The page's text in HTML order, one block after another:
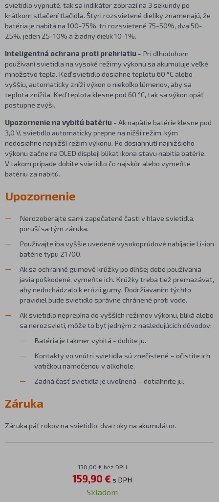
svietidlo vypnuté, tak sa indikátor zobrazí na 3 sekundy po
krátkom stlačení tlačidla. Štyri rozsvietené dieliky znamenajú, že
batéria je nabitá na 100-75%, tri rozsvietené 75-50%, dva 50-
25%, jeden 25-10% a žiadny dielik 10-1%.
Inteligentná ochrana proti prehriatiu - Pri dlhodobom
používaní svietidla na vysoké režimy výkonu sa akumuluje veľké
množstvo tepla. Keď svietidlo dosiahne teplotu 60 °C alebo
vyššiu, automaticky zníži výkon o niekoľko lúmenov, aby sa
teplota znížila. Keď teplota klesne pod 60 °C, tak sa výkon opäť
postupne zvýši.
Upozornenie na vybitú batériu - Ak napätie batérie klesne pod
3,0 V, svietidlo automaticky prepne na nižší režim, kým
nedosiahne najnižší režim výkonu. Po dosiahnutí najnižšieho
výkonu začne na OLED displeji blikať ikona stavu nabitia batérie.
V takom prípade dobite svietidlo čo najskôr alebo vymeňte
batériu za nabitú.
Upozornenie
Nerozoberajte sami zapečatené časti v hlave svietidla,
poruší sa tým záruka.
Používajte iba vyššie uvedené vysokoprúdové nabíjacie Li-ion
batérie typu 21700.
Ak sa ochranné gumové krúžky po dlhšej dobe používania
javia poškodené, vymeňte ich. Krúžky treba tiež premazávať,
aby nedochádzalo k erózii gumy. Dodržiavaním týchto
pravidiel bude svietidlo správne chránené proti vode.
Ak svietidlo neprepína do vyšších režimov výkonu, bliká alebo
sa nerozsvieti, môže to byť jedným z nasledujúcich dôvodov:
Batéria je takmer vybitá - dobite ju.
Kontakty vo vnútri svietidla sú znečistené – očistite ich
vatičkou namočenou v alkohole.
Zadná časť svietidla je uvoľnená – dotiahnite ju.
Záruka
Záruka päť rokov na svietidlo, dva roky na akumulátor.
130,00 € bez DPH
159,90 € s DPH
Skladom